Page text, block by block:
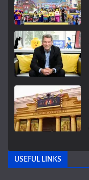
USEFUL LINKS